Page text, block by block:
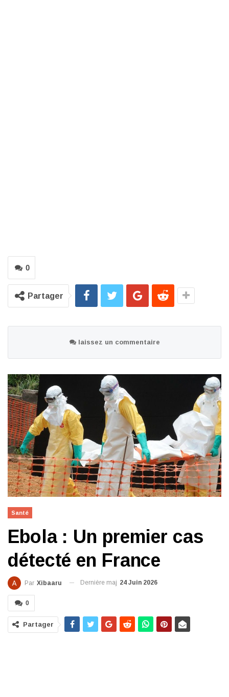
0
Partager
laissez un commentaire
Santé
Ebola : Un premier cas
détecté en France
Par Xibaaru Dernière maj 24 Juin 2026
0
Partager